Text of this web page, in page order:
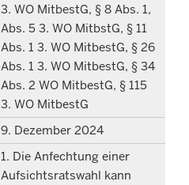
3. WO MitbestG, § 8 Abs. 1,
Abs. 5 3. WO MitbstG, § 11
Abs. 1 3. WO MitbestG, § 26
Abs. 1 3. WO MitbestG, § 34
Abs. 2 WO MitbestG, § 115
3. WO MitbestG
9. Dezember 2024
1. Die Anfechtung einer
Aufsichtsratswahl kann